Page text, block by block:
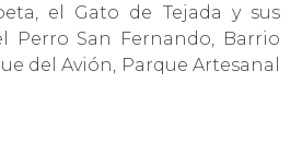
el Gato de Tejada y sus
Perro San Fernando, Barrio
del Avión, Parque Artesanal